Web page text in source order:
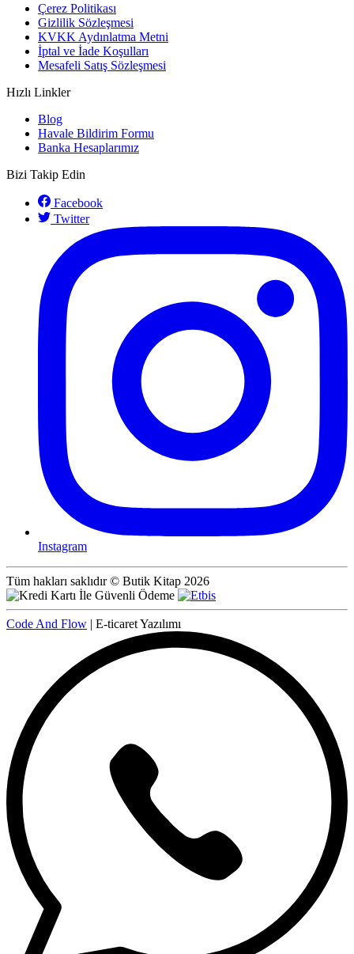
Çerez Politikası
Gizlilik Sözleşmesi
KVKK Aydınlatma Metni
İptal ve İade Koşulları
Mesafeli Satış Sözleşmesi
Hızlı Linkler
Blog
Havale Bildirim Formu
Banka Hesaplarımız
Bizi Takip Edin
Facebook
Twitter
Instagram
Tüm hakları saklıdır © Butik Kitap 2026
Code And Flow | E-ticaret Yazılımı